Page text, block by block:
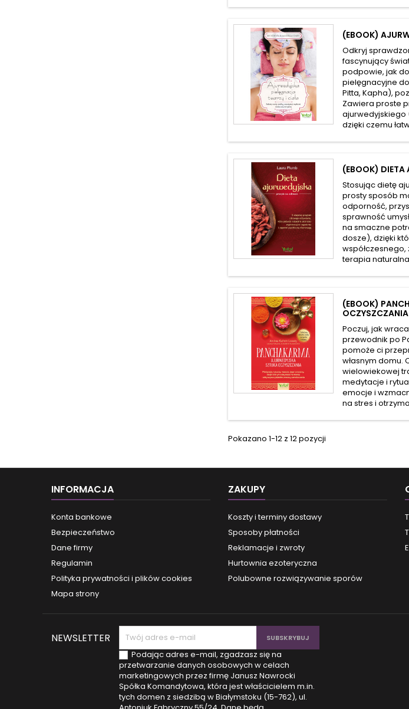
(EBOOK)
Odkryj
fascynujący
podpowie, jak
pielęgnacyjne
Pitta, Kapha),
Zawiera proste
ajurwedyjskiego
dzięki czemu
(EBOOK) DIETA
Stosując dietę
prosty sposób
odporność,
sprawność
na smaczne
dosze), dzięki
terapia
(EBOOK)
OCZYSZCZANIA
Poczuj, jak
przewodnik po
pomoże ci
własnym domu.
wielowiekowej
medytacje i
emocje i
na stres i
Pokazano 1-12 z 12 pozycji
INFORMACJA
Konta bankowe
Bezpieczeństwo
Dane firmy
Regulamin
Polityka prywatności i plików cookies
Mapa strony
ZAKUPY
Koszty i terminy dostawy
Sposoby płatności
Reklamacje i zwroty
Hurtownia ezoteryczna
Polubowne rozwiązywanie sporów
NEWSLETTER
Podając adres e-mail, zgadzasz się na
przetwarzanie danych osobowych w celach
marketingowych przez firmę Janusz Nawrocki
Spółka Komandytowa, która jest właścicielem m.in.
tych domen z siedzibą w Białymstoku (15-762), ul.